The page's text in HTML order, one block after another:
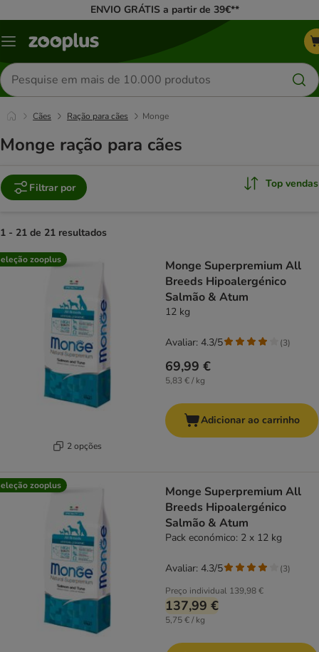
ENVIO GRÁTIS a partir de 39€**
Menu
Pesquisar
produtos
Cães Ração para cães Monge
Monge ração para cães
Filtrar por Top vendas
1 - 21 de 21 resultados
product items have been changed
zooplus
2 opções
Monge Superpremium All
Breeds Hipoalergénico
Salmão & Atum
12 kg
69,99 €
5,83 € / kg
Avaliar: 4.3/5 (3)
Adicionar ao carrinho
zooplus
Monge Superpremium All
Breeds Hipoalergénico
Salmão & Atum
Pack económico: 2 x 12 kg
Preço individual 139,98 €
137,99 €
5,75 € / kg
Avaliar: 4.3/5 (3)